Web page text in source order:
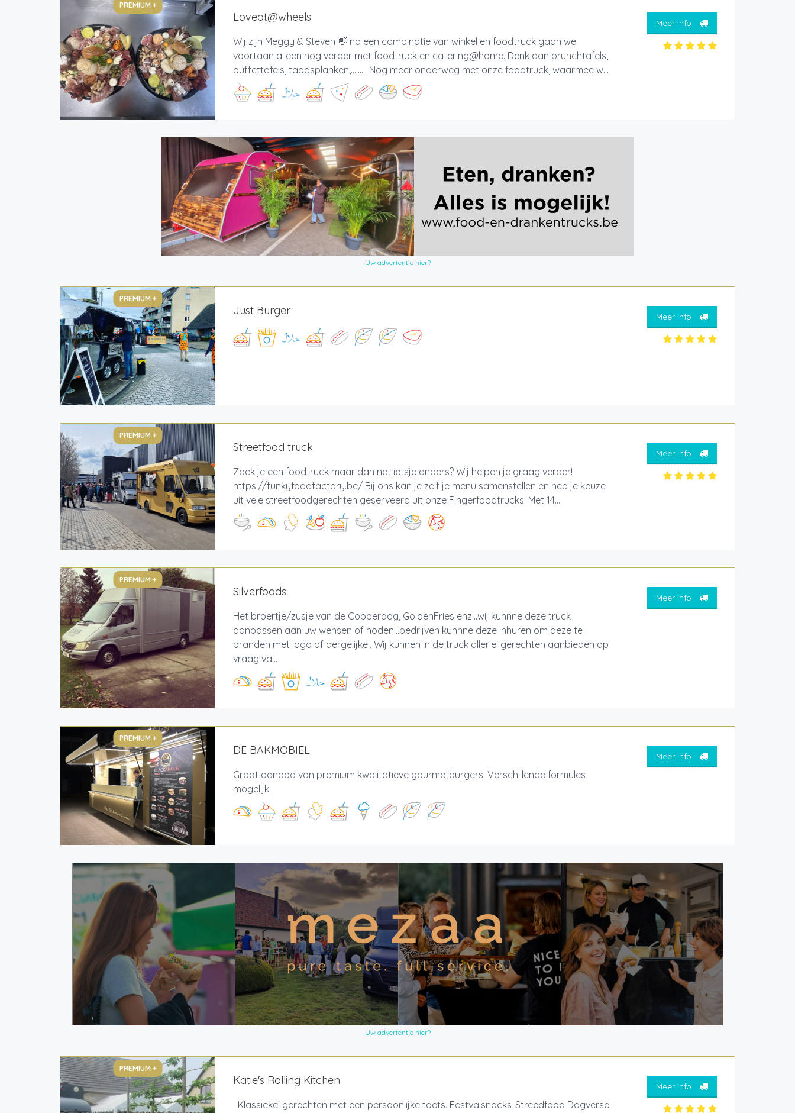
PREMIUM +
Loveat@wheels
Wij zijn Meggy & Steven 👋 na een combinatie van winkel en foodtruck gaan we
voortaan alleen nog verder met foodtruck en catering@home. Denk aan brunchtafels,
buffettafels, tapasplanken,......... Nog meer onderweg met onze foodtruck, waarmee w...
Meer info
Uw advertentie hier?
PREMIUM +
Just Burger Meer info
PREMIUM +
Streetfood truck
Zoek je een foodtruck maar dan net ietsje anders? Wij helpen je graag verder!
https://funkyfoodfactory.be/ Bij ons kan je zelf je menu samenstellen en heb je keuze
uit vele streetfoodgerechten geserveerd uit onze Fingerfoodtrucks. Met 14...
Meer info
PREMIUM +
Silverfoods
Het broertje/zusje van de Copperdog, GoldenFries enz...wij kunnne deze truck
aanpassen aan uw wensen of noden...bedrijven kunnne deze inhuren om deze te
branden met logo of dergelijke.. Wij kunnen in de truck allerlei gerechten aanbieden op
vraag va...
Meer info
PREMIUM +
DE BAKMOBIEL
Groot aanbod van premium kwalitatieve gourmetburgers. Verschillende formules
mogelijk.
Meer info
Uw advertentie hier?
PREMIUM +
Katie's Rolling Kitchen
Klassieke' gerechten met een persoonlijke toets. Festvalsnacks-Streedfood Dagverse
Meer info